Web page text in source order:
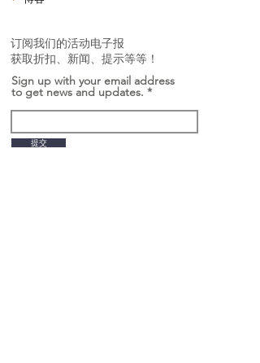
订阅我们的活动电子报
获取折扣、新闻、提示等等！
Sign up with your email address
to get news and updates.
提交